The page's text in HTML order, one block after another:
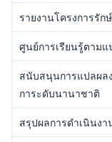
รายงานโครงการรัก
ศูนย์การเรียนรู้ตาม
สนับสนุนการแปลผล
การะดับนานาชาติ
สรุปผลการดำเนินง